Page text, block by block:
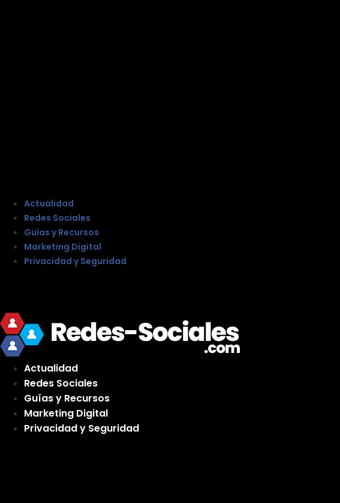
Actualidad
Redes Sociales
Guías y Recursos
Marketing Digital
Privacidad y Seguridad
Actualidad
Redes Sociales
Guías y Recursos
Marketing Digital
Privacidad y Seguridad